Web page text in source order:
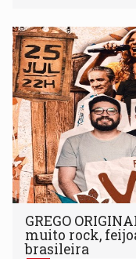
GREGO
muito rock,
brasileira